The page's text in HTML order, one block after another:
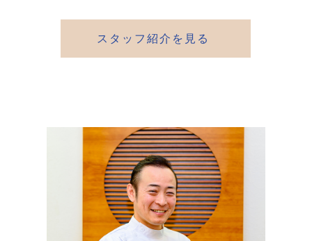
スタッフ紹介を見る